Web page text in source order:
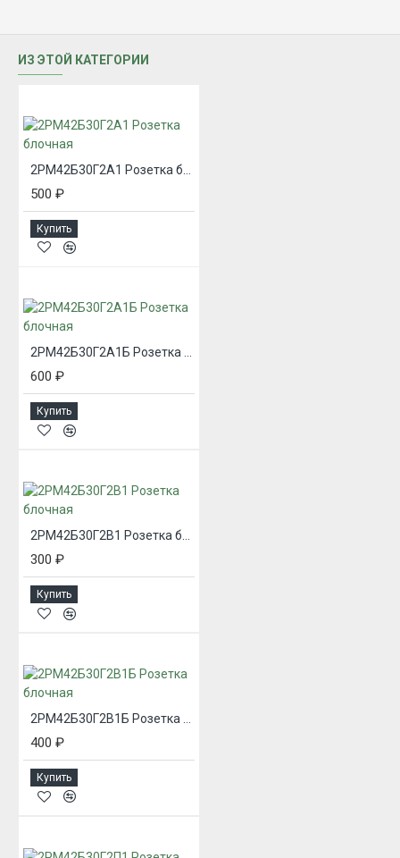
ИЗ ЭТОЙ КАТЕГОРИИ
500 ₽
Купить
2РМ42Б30Г2А1Б Розетка блочная
600 ₽
Купить
2РМ42Б30Г2В1 Розетка блочная
300 ₽
Купить
400 ₽
Купить